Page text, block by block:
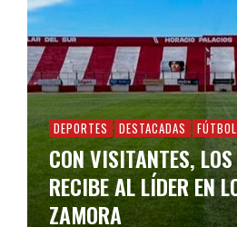
DEPORTES DESTACADAS FÚTBOL
CON VISITANTES,
RECIBE AL LÍDER EN
ZAMORA